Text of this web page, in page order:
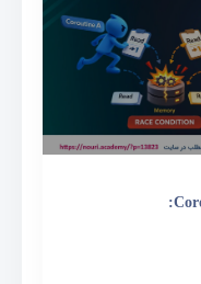
مدیریت Race Condition در Coroutines: